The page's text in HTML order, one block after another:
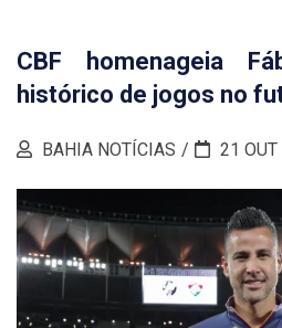
CBF homenageia
histórico de jogos no
BAHIA NOTÍCIAS 21